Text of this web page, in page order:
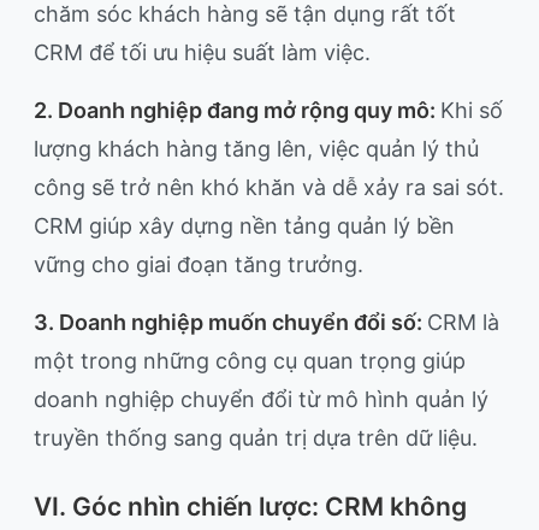
chăm sóc khách hàng sẽ tận dụng rất tốt
CRM để tối ưu hiệu suất làm việc.
2. Doanh nghiệp đang mở rộng quy mô: Khi số
lượng khách hàng tăng lên, việc quản lý thủ
công sẽ trở nên khó khăn và dễ xảy ra sai sót.
CRM giúp xây dựng nền tảng quản lý bền
vững cho giai đoạn tăng trưởng.
3. Doanh nghiệp muốn chuyển đổi số: CRM là
một trong những công cụ quan trọng giúp
doanh nghiệp chuyển đổi từ mô hình quản lý
truyền thống sang quản trị dựa trên dữ liệu.
VI. Góc nhìn chiến lược: CRM không